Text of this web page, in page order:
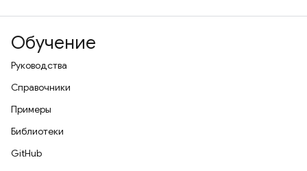
Обучение
Руководства
Справочники
Примеры
Библиотеки
GitHub